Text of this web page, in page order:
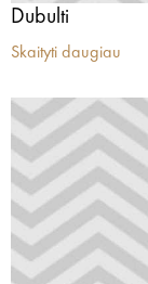
Dubulti
Skaityti daugiau